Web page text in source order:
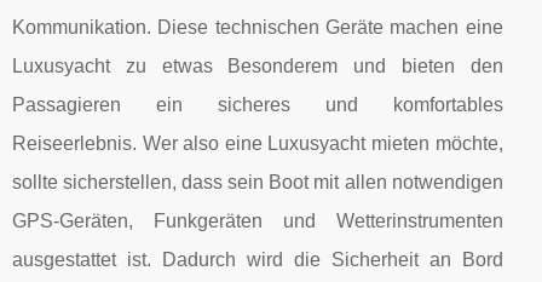
Kommunikation. Diese technischen Geräte machen eine
Luxusyacht zu etwas Besonderem und bieten den
Passagieren ein sicheres und komfortables
Reiseerlebnis. Wer also eine Luxusyacht mieten möchte,
sollte sicherstellen, dass sein Boot mit allen notwendigen
GPS-Geräten, Funkgeräten und Wetterinstrumenten
ausgestattet ist. Dadurch wird die Sicherheit an Bord